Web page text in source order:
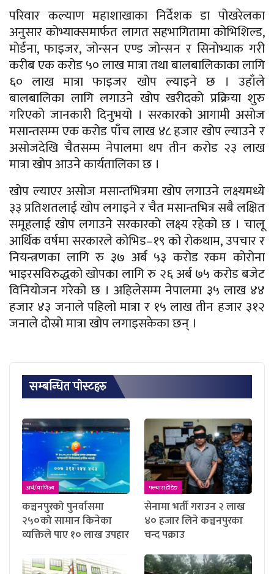
परिवार कल्याण महाशाखाका निर्देशक डा पोखरेलका
अनुसार कोभ्याक्समार्फत लागत सहभागितामा कोभिशिल्ड,
मोर्डना, फाइजर, जोन्सन एण्ड जोन्सन र सिनोभ्याक गरी
करीब एक करोड ५० लाख मात्रा तथा बालबालिकाका लागि
६० लाख मात्रा फाइजर खोप ल्याइने छ । उहाँले
बालबालिका लागि लगाउने खोप खरीदको प्रक्रिया शुरु
गरिएको जानकारी दिनुभयो । सरकारको आगामी असोज
मसान्तसम्म एक करोड पाँच लाख ४८ हजार खोप ल्याउने र
असोजदेखि चैतसम्म नेपालमा थप तीन करोड २३ लाख
मात्रा खोप आउने कार्यतालिका छ ।
खोप ल्याएर असोज मसान्तभित्रमा खोप लगाउने लक्ष्यमध्ये
३३ प्रतिशतलाई खोप लगाइने र चैत मसान्तभित्र सबै लक्षित
समूहलाई खोप लगाउने सरकारको लक्ष्य रहेको छ । चालू
आर्थिक वर्षमा सरकारले कोभिड–१९ को रोकथाम, उपचार र
नियन्त्रणका लागि रु ३७ अर्ब ५३ करोड रकम कोरोना
भाइरसविरुद्धको खोपका लागि रु २६ अर्ब ७५ करोड बजेट
विनियोजन गरेको छ । अहिलेसम्म नेपालमा ३५ लाख ४४
हजार ४३ जनाले पहिलो मात्रा र १५ लाख तीन हजार ३१२
जनाले दोस्रो मात्रा खोप लगाइसकेका छन् ।
सम्बन्धित पाेस्टहरु
अर्थ/वाणिज्य
कञ्चनपुरको पुनर्वासमा
२५०को सामान किनेका
व्यक्तिले पाए १० लाख उपहार
फ्ल्यास हेडिङ
सेनामा भर्ती गराउन २ लाख
४० हजार लिने कञ्चनपुरका
चन्द पक्राउ